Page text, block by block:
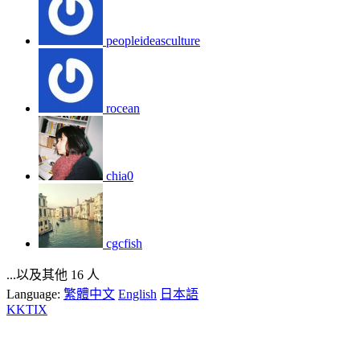
peopleideasculture
rocean
chia0
cgcfish
...以及其他 16 人
Language: 繁體中文 English 日本語
KKTIX